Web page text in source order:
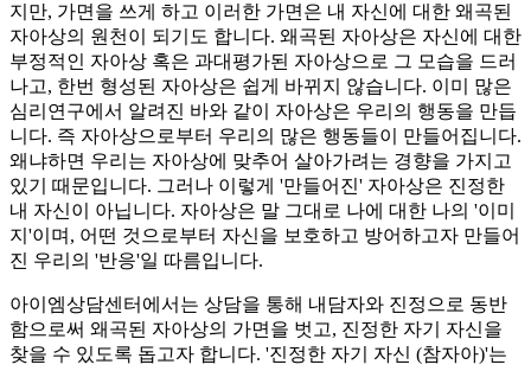
지만, 가면을 쓰게 하고 이러한 가면은 내 자신에 대한 왜곡된
자아상의 원천이 되기도 합니다. 왜곡된 자아상은 자신에 대한
부정적인 자아상 혹은 과대평가된 자아상으로 그 모습을 드러
나고, 한번 형성된 자아상은 쉽게 바뀌지 않습니다. 이미 많은
심리연구에서 알려진 바와 같이 자아상은 우리의 행동을 만듭
니다. 즉 자아상으로부터 우리의 많은 행동들이 만들어집니다.
왜냐하면 우리는 자아상에 맞추어 살아가려는 경향을 가지고
있기 때문입니다. 그러나 이렇게 '만들어진' 자아상은 진정한
내 자신이 아닙니다. 자아상은 말 그대로 나에 대한 나의 '이미
지'이며, 어떤 것으로부터 자신을 보호하고 방어하고자 만들어
진 우리의 '반응'일 따름입니다.
아이엠상담센터에서는 상담을 통해 내담자와 진정으로 동반
함으로써 왜곡된 자아상의 가면을 벗고, 진정한 자기 자신을
찾을 수 있도록 돕고자 합니다. '진정한 자기 자신 (참자아)'는